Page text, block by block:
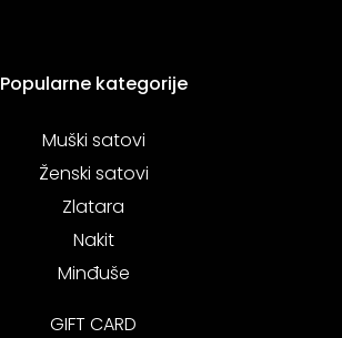
Popularne kategorije
Muški satovi
Ženski satovi
Zlatara
Nakit
Minđuše
GIFT CARD